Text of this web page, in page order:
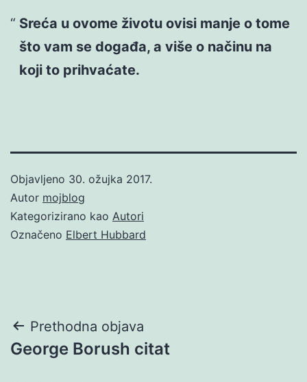
Sreća u ovome životu ovisi manje o tome
što vam se događa, a više o načinu na
koji to prihvaćate.
Objavljeno 30. ožujka 2017.
Autor mojblog
Kategorizirano kao Autori
Označeno Elbert Hubbard
Navigacija
objava
Prethodna objava
George Borush citat